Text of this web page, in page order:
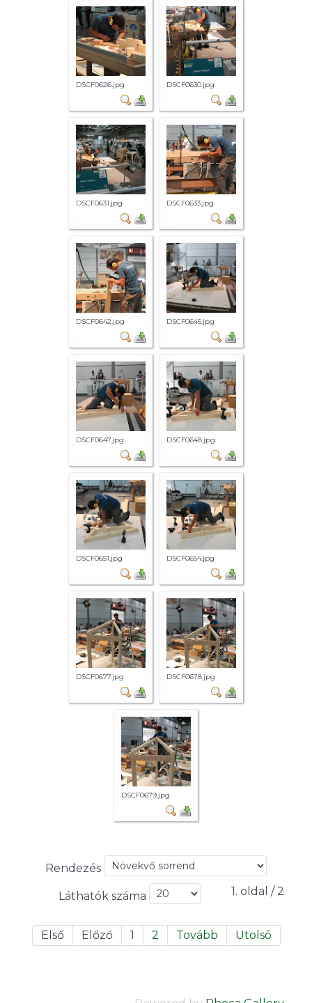
DSCF0626.jpg DSCF0630.jpg
DSCF0631.jpg DSCF0633.jpg
DSCF0642.jpg DSCF0645.jpg
DSCF0647.jpg DSCF0648.jpg
DSCF0651.jpg DSCF0654.jpg
DSCF0677.jpg DSCF0678.jpg
DSCF0679.jpg
Rendezés
Láthatók száma 1. oldal / 2
Első Előző 1 2 Tovább Utolsó